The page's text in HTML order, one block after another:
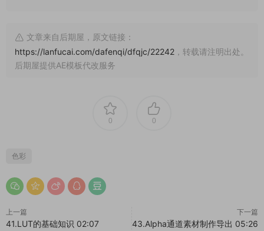
文章来自后期屋，原文链接：
https://lanfucai.com/dafenqi/dfqjc/22242 ，转载请注明出处。
后期屋提供AE模板代改服务
0 0
色彩
上一篇
41.LUT的基础知识 02:07
下一篇
43.Alpha通道素材制作导出 05:26